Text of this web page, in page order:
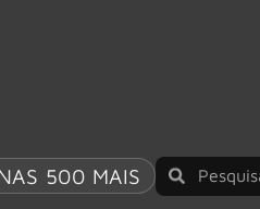
500 MAIS